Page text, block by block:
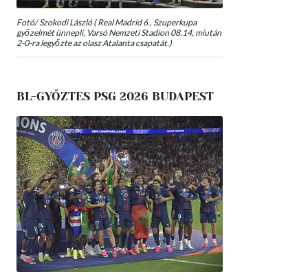
Fotó/ Szokodi László ( Real Madrid 6., Szuperkupa
győzelmét ünnepli, Varsó Nemzeti Stadion 08.14, miután
2-0-ra legyőzte az olasz Atalanta csapatát.)
BL-GYŐZTES PSG 2026 BUDAPEST